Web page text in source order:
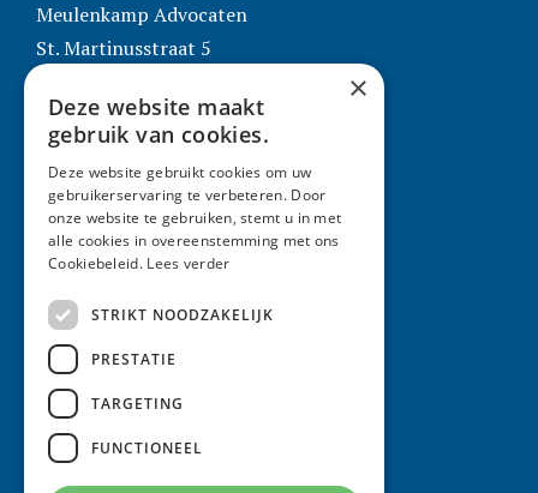
Meulenkamp Advocaten
St. Martinusstraat 5
T: 077 351 50 41
E: info@meulenkampadvocaten.nl
Meulenkamp Advocaten
Rechtsgebiedenregister
Disclaimer
Contact
×
Deze website maakt
gebruik van cookies.
Deze website gebruikt cookies om uw
gebruikerservaring te verbeteren. Door
onze website te gebruiken, stemt u in met
alle cookies in overeenstemming met ons
Cookiebeleid. Lees verder
STRIKT NOODZAKELIJK
PRESTATIE
TARGETING
FUNCTIONEEL